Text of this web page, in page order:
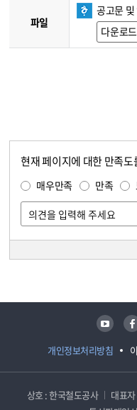
파일
공고문
다운로드
현재 페이지에 대한 만족
매우만족 만족
개인정보처리방침
유튜브 페이스북
상호 : 한국철도공사 대표